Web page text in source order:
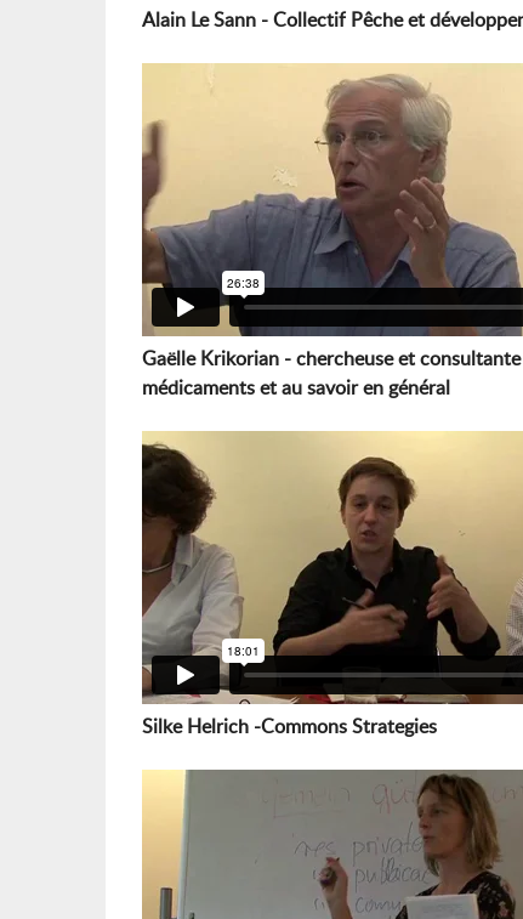
Alain Le Sann - Collectif Pêche et
Gaëlle Krikorian - chercheuse et consultante
médicaments et au savoir en général
Silke Helrich -Commons Strategies